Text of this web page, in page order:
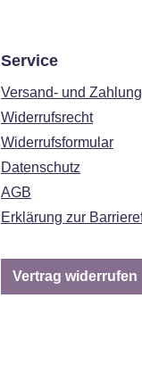
Service
Versand- und
Widerrufsrecht
Widerrufsformular
Datenschutz
AGB
Erklärung zur
Vertrag widerrufen